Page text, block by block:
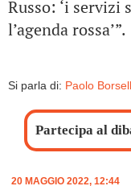
Russo: ‘i servizi
l’agenda rossa’”.
Si parla di: Paolo
Partecipa al
20 MAGGIO 2022, 12:44